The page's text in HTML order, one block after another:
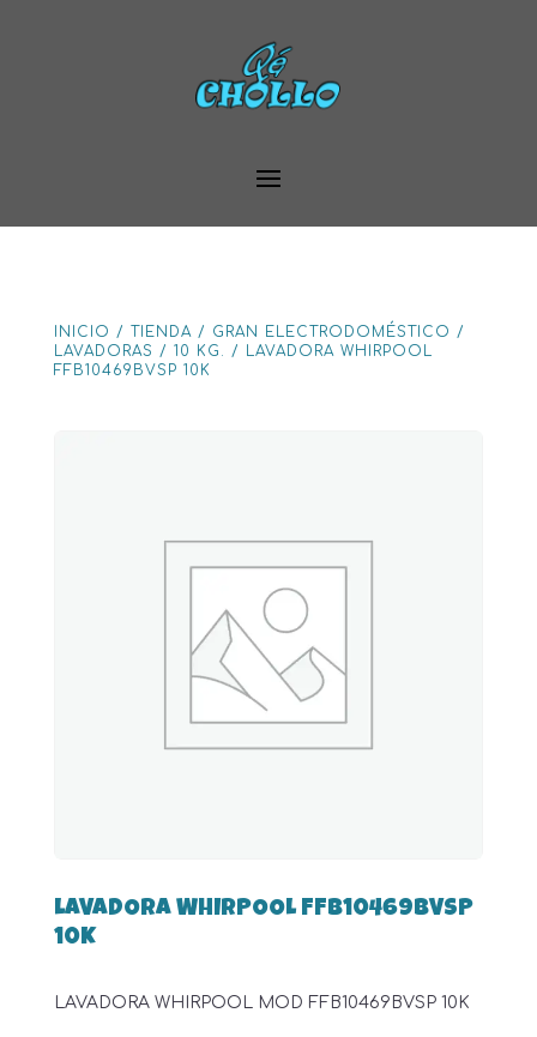
INICIO / TIENDA/ GRAN ELECTRODOMÉSTICO /
LAVADORAS / 10 KG. /
LAVADORA WHIRPOOL
FFB10469BVSP 10K
LAVADORA WHIRPOOL FFB10469BVSP
10K
LAVADORA WHIRPOOL MOD FFB10469BVSP 10K